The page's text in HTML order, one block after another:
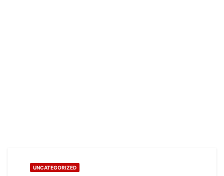
UNCATEGORIZED